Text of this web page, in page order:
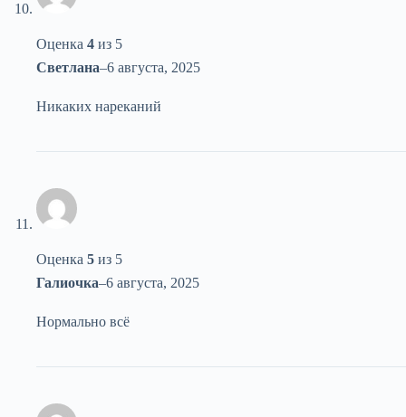
Оценка 4 из 5
Светлана–6 августа, 2025
Никаких нареканий
Оценка 5 из 5
Галиочка–6 августа, 2025
Нормально всё